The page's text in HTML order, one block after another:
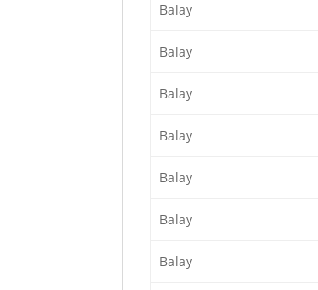
Balay
Balay
Balay
Balay
Balay
Balay
Balay